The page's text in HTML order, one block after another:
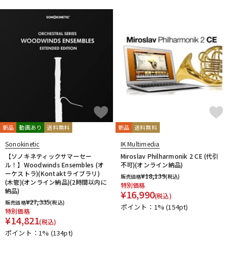
新品 動画あり 送料無料
Sonokinetic
【ソノキネティックサマーセー
ル！】Woodwinds Ensembles (オ
ーケストラ)(Kontaktライブラリ)
(木管)(オンライン納品)(2時間以内に
納品)
販売価格¥27,335(税込)
特別価格
¥14,821(税込)
ポイント：1% (134pt)
新品 送料無料
IK Multimedia
Miroslav Philharmonik 2 CE (代引
不可)(オンライン納品)
販売価格¥18,139(税込)
特別価格
¥16,990(税込)
ポイント：1%(154pt)